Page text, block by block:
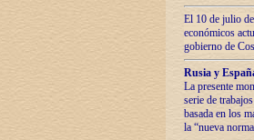
El 10 de julio
económicos
gobierno de
Rusia y
La presente
serie de
basada en los
la “nueva